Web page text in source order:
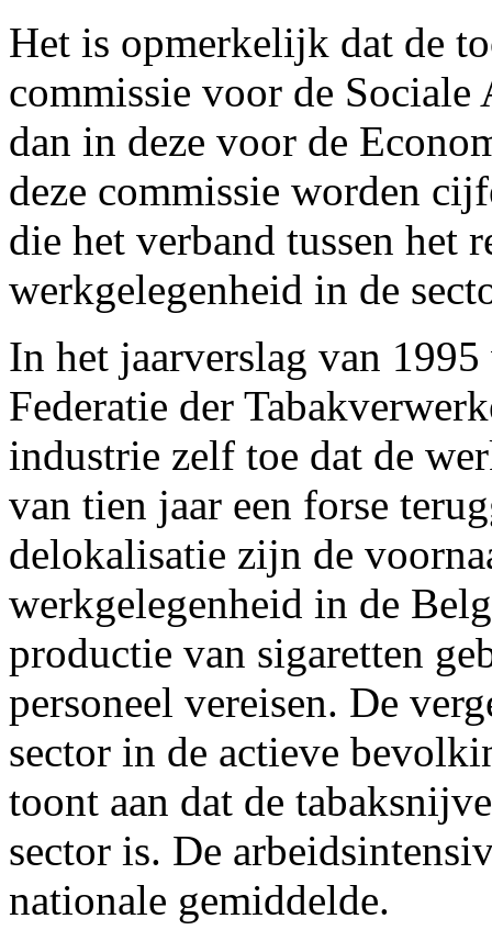
Het is opmerkelijk dat de
commissie voor de Sociale
dan in deze voor de
deze commissie worden
die het verband tussen het
werkgelegenheid in de
In het jaarverslag van
Federatie der
industrie zelf toe dat de
van tien jaar een forse
delokalisatie zijn de
werkgelegenheid in de
productie van sigaretten
personeel vereisen. De
sector in de actieve
toont aan dat de
sector is. De
nationale gemiddelde.